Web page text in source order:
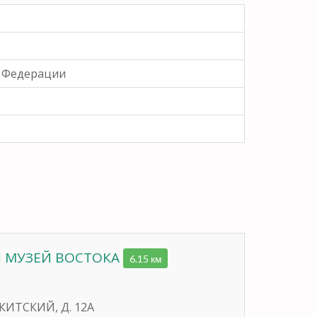
Федерации
МУЗЕЙ ВОСТОКА 6.15 км
Д. 12А